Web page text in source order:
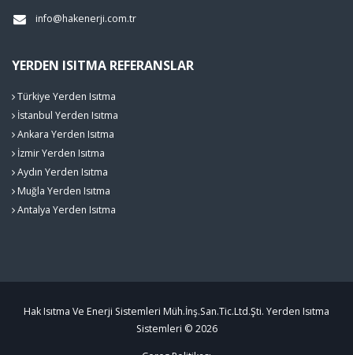
info@hakenerji.com.tr
YERDEN ISITMA REFERANSLAR
Türkiye Yerden Isıtma
İstanbul Yerden Isıtma
Ankara Yerden Isıtma
İzmir Yerden Isıtma
Aydın Yerden Isıtma
Muğla Yerden Isıtma
Antalya Yerden Isıtma
Hak Isıtma Ve Enerji Sistemleri Müh.İnş.San.Tic.Ltd.Şti. Yerden Isıtma
Sistemleri © 2026